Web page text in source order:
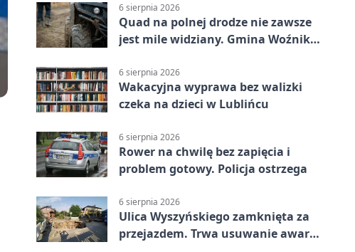
6 sierpnia 2026
Quad na polnej drodze nie zawsze
jest mile widziany. Gmina Woźniki
6 sierpnia 2026
Wakacyjna wyprawa bez walizki
czeka na dzieci w Lublińcu
6 sierpnia 2026
Rower na chwilę bez zapięcia i
problem gotowy. Policja ostrzega
6 sierpnia 2026
Ulica Wyszyńskiego zamknięta za
przejazdem. Trwa usuwanie awarii